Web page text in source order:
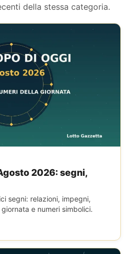
della stessa categoria.
2026: segni,
segni: relazioni, impegni,
e numeri simbolici.